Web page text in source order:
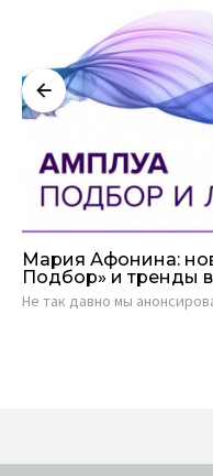
Мария Афонина:
Подбор» и тренды
Не так давно мы